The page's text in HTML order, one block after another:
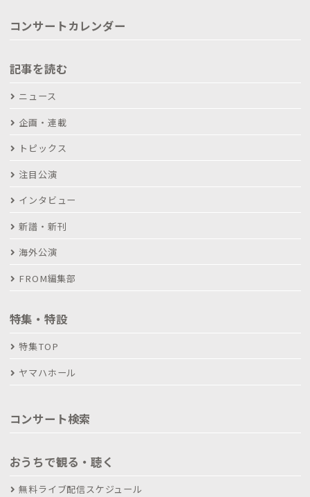
コンサートカレンダー
記事を読む
ニュース
企画・連載
トピックス
注目公演
インタビュー
新譜・新刊
海外公演
FROM編集部
特集・特設
特集TOP
ヤマハホール
コンサート検索
おうちで観る・聴く
無料ライブ配信スケジュール